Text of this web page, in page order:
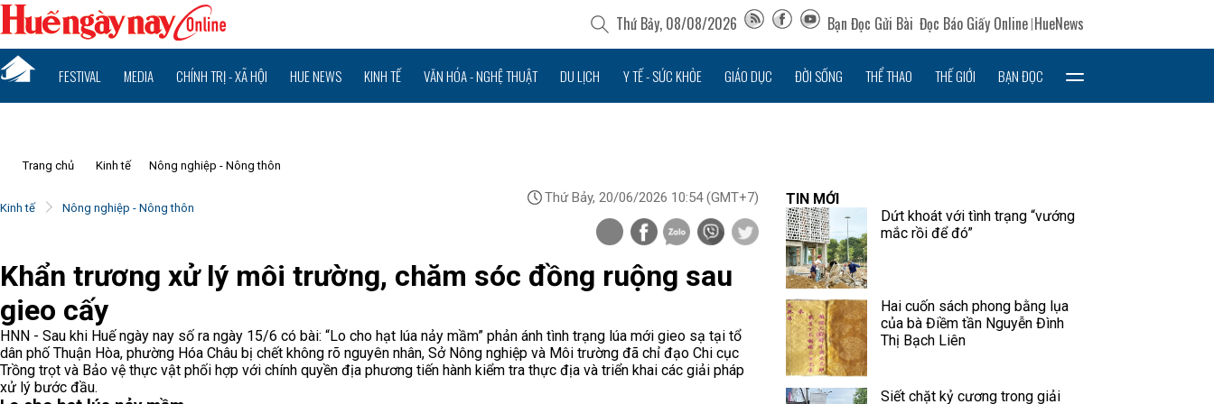
Thứ Bảy, 08/08/2026 Bạn Đọc Gửi Bài Đọc Báo Giấy Online HueNews
FESTIVAL MEDIA CHÍNH TRỊ - XÃ HỘI HUE NEWS KINH TẾ VĂN HÓA - NGHỆ THUẬT DU LỊCH Y TẾ - SỨC KHỎE GIÁO DỤC ĐỜI SỐNG THỂ THAO THẾ GIỚI BẠN ĐỌC
Trang chủ Kinh tế Nông nghiệp - Nông thôn
Kinh tế Nông nghiệp - Nông thôn
Thứ Bảy, 20/06/2026 10:54(GMT+7)
Khẩn trương xử lý môi trường, chăm sóc đồng ruộng sau
gieo cấy
HNN - Sau khi Huế ngày nay số ra ngày 15/6 có bài: “Lo cho hạt lúa nảy mầm” phản ánh tình trạng lúa mới gieo sạ tại tổ
dân phố Thuận Hòa, phường Hóa Châu bị chết không rõ nguyên nhân, Sở Nông nghiệp và Môi trường đã chỉ đạo Chi cục
Trồng trọt và Bảo vệ thực vật phối hợp với chính quyền địa phương tiến hành kiểm tra thực địa và triển khai các giải pháp
xử lý bước đầu.
TIN MỚI
Dứt khoát với tình trạng “vướng
mắc rồi để đó”
Hai cuốn sách phong bằng lụa
của bà Điềm tần Nguyễn Đình
Thị Bạch Liên
Siết chặt kỷ cương trong giải